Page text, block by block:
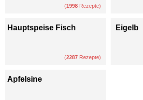
(1998 Rezepte)
Hauptspeise Fisch
(2287 Rezepte)
Eigelb
Apfelsine